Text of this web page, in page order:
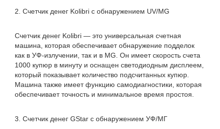
2. Счетчик денег Kolibri с обнаружением UV/MG
Счетчик денег Kolibri — это универсальная счетная
машина, которая обеспечивает обнаружение подделок
как в УФ-излучении, так и в MG. Он имеет скорость счета
1000 купюр в минуту и ​​оснащен светодиодным дисплеем,
который показывает количество подсчитанных купюр.
Машина также имеет функцию самодиагностики, которая
обеспечивает точность и минимальное время простоя.
3. Счетчик денег GStar с обнаружением УФ/МГ